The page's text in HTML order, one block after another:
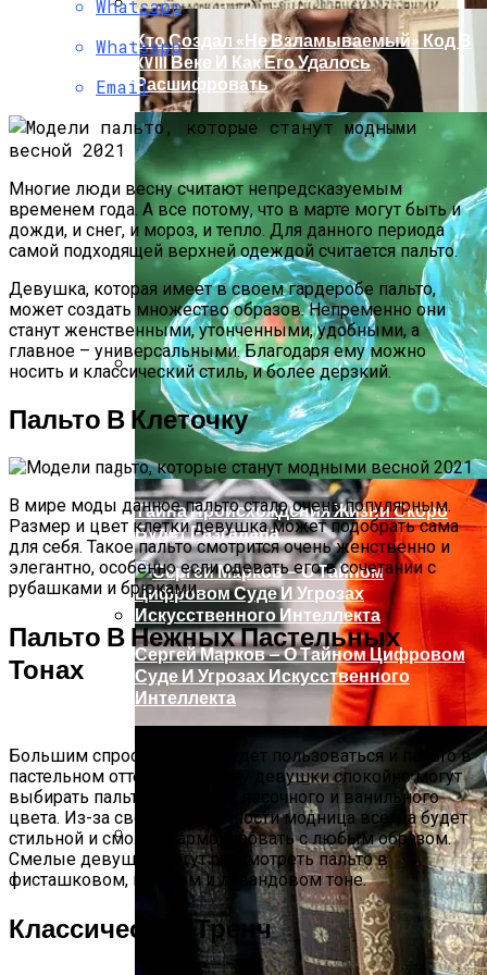
Раскрась Свой Год: Какой Цвет
Принесет Тебе Успех В 2026 Году По
Знаку Зодиака
Ваша Любовь К Оранжевому: Глоток
Энергии Или Сигнал Уставшей Души
Кто Создал «не Взламываемый» Код В
XVIII Веке И Как Его Удалось
Расшифровать
Тайна Происхождения Жизни Скоро
Будет Разгадана
Сергей Марков — О Тайном Цифровом
Суде И Угрозах Искусственного
Интеллекта
Whatsapp
Whatsapp
Email
Многие люди весну считают непредсказуемым
временем года. А все потому, что в марте могут быть и
дожди, и снег, и мороз, и тепло. Для данного периода
самой подходящей верхней одеждой считается пальто.
Девушка, которая имеет в своем гардеробе пальто,
может создать множество образов. Непременно они
станут женственными, утонченными, удобными, а
главное – универсальными. Благодаря ему можно
носить и классический стиль, и более дерзкий.
Пальто В Клеточку
В мире моды данное пальто стало очень популярным.
Размер и цвет клетки девушка может подобрать сама
для себя. Такое пальто смотрится очень женственно и
элегантно, особенно если одевать его в сочетании с
рубашками и брюками.
Пальто В Нежных Пастельных
Тонах
Большим спросом также будет пользоваться и пальто в
пастельном оттенке. Поэтому девушки спокойно могут
выбирать пальто бежевого, песочного и ванильного
цвета. Из-за своей лаконичности модница всегда будет
стильной и сможет гармонировать с любым образом.
Смелые девушки могут рассмотреть пальто в
фисташковом, голубом и лавандовом тоне.
Классический Тренч